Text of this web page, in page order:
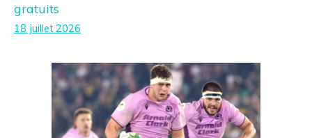
gratuits
18 juillet 2026